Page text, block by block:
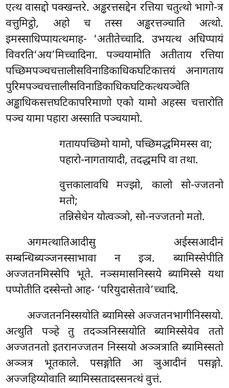
एत्थ वासद्दो पक्खन्तरे. अड्ढरत्तसद्देन रत्तिया चतुत्थो भागो-त्र
वत्तुमिट्ठो, अहो च तस्स अड्ढरत्तञ्चाति अत्थो.
इमस्साधिप्पायत्थमाह- ‘अतीतेच्चादि. उभयत्थ अधिप्पायं
विवरति‘अय’मिच्चादिना. पञ्चयामोति अतीताय रत्तिया
पच्छिमपञ्चचत्तालीसविनाडिकाधिकघटिकात्तयं अनागताय
पुरिमपञ्चचत्तालीसविनाडिकाधिकघटिकत्थयञ्चेति
अड्ढाधिकसत्तघटिकापरिमाणो एको यामो अहस्स चत्तारोति
पञ्च यामा पहारा अस्साति पञ्चयामो.
गतायपच्छिमो यामो, पच्छिमद्धमिमस्स वा;
पहारो-नागतायादी, तदद्धमपि वा तथा.
वुत्तकालावधि मज्झो, कालो सो-ज्जतनो
मतो;
तन्निसेधेन योत्वञ्ञो, सो-नज्जतनो मतो.
अगमत्थातिआदीसु अईस्सआदीनं
सम्बन्धिब्यञ्जनस्साभावा न इञ. ब्यामिस्सेपीति
अज्जतनमिस्सेपि भूते. नञ्समासनिस्सये ब्यामिस्से यथा
पप्पोतीति दस्सेन्तो आह- ‘परियुदासेतावे’च्चादि.
अज्जतननिस्सयोति ब्यामिस्से अज्जतनभागीनिस्सयो.
अत्थुति पञ्हे तु तदञ्ञनिस्सयोति ब्यामिस्सेयेव ततो
अज्जतनतो इतरानज्जतन निस्सयो अञ्ञत्राति ब्यामिस्सतो
अञ्ञत्र भूतकाले. पसङ्गोति आ ञुआदीनं पसङ्गो.
अज्जहिय्योवाति ब्यामिस्सतादस्सनत्थं वुत्तं.